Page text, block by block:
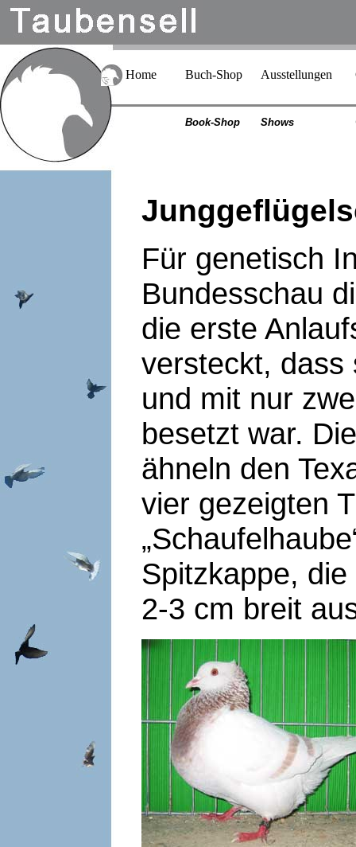
Home Buch-Shop Ausstellungen
Book-Shop Shows
Für genetisch
Bundesschau
die erste
versteckt, dass
und mit nur
besetzt war.
ähneln den
vier gezeigten
Spitzkappe,
2-3 cm breit